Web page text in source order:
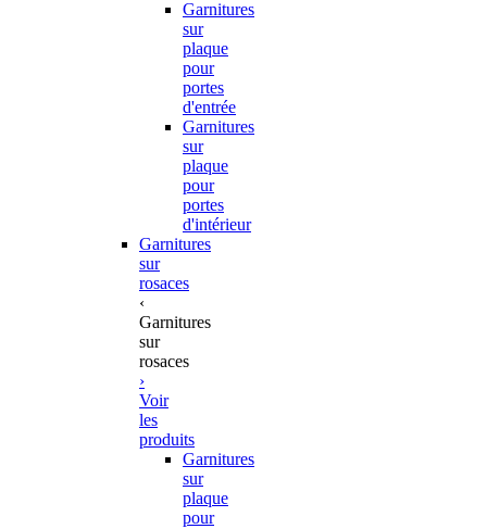
Garnitures
sur
plaque
pour
portes
d'entrée
Garnitures
sur
plaque
pour
portes
d'intérieur
Garnitures
sur
rosaces
‹
Garnitures
sur
rosaces
›
Voir
les
produits
Garnitures
sur
plaque
pour